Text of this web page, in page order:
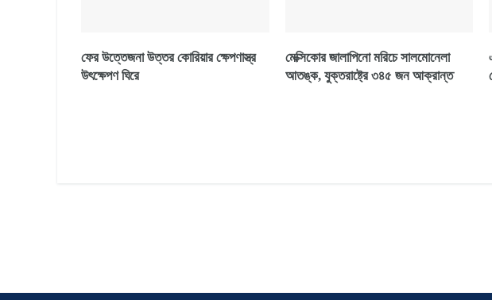
ফের উত্তেজনা উত্তর কোরিয়ার ক্ষেপণাস্ত্র
উৎক্ষেপণ ঘিরে
মেক্সিকোর জালাপিনো মরিচে সালমোনেলা
আতঙ্ক, যুক্তরাষ্ট্রে ৩৪৫ জন আক্রান্ত